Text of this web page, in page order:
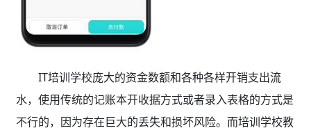
IT培训学校庞大的资金数额和各种各样开销支出流
水，使用传统的记账本开收据方式或者录入表格的方式是
不行的，因为存在巨大的丢失和损坏风险。而培训学校教